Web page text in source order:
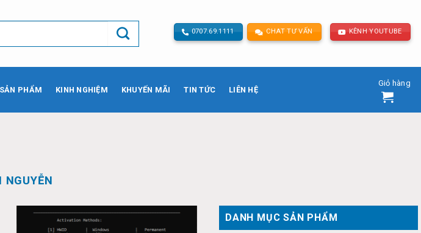
0707.69.1111 CHAT TƯ VẤN KÊNH YOUTUBE
PHẨM KINH NGHIỆM KHUYẾN MÃI TIN TỨC LIÊN HỆ
Giỏ hàng
NGUYỄN
DANH MỤC SẢN PHẨM